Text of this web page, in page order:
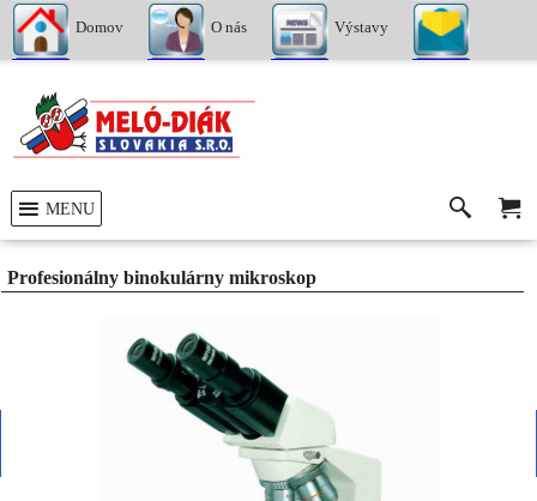
Domov O nás Výstavy
MENU
Profesionálny binokulárny mikroskop